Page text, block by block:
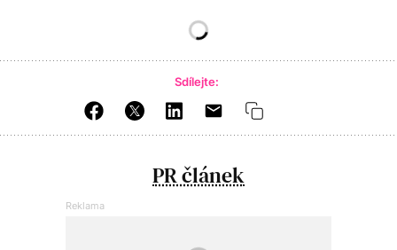
Sdílejte:
PR článek